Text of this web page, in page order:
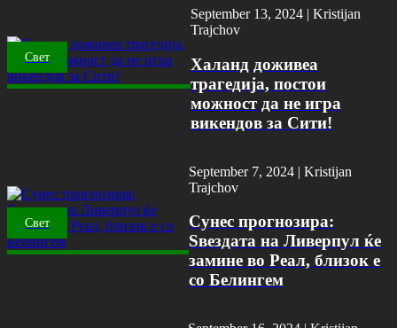
Свет
September 13, 2024 | Kristijan
Trajchov
Халанд доживеа
трагедија, постои
можност да не игра
викендов за Сити!
Свет
September 7, 2024 | Kristijan
Trajchov
Сунес прогнозира:
Ѕвездата на Ливерпул ќе
замине во Реал, близок е
со Белингем